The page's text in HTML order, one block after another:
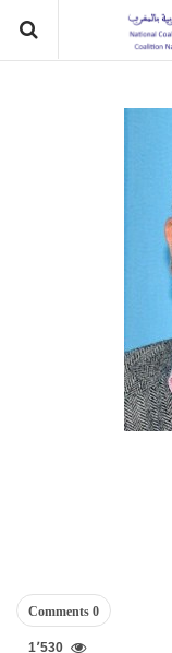
0 Comments
1٬530